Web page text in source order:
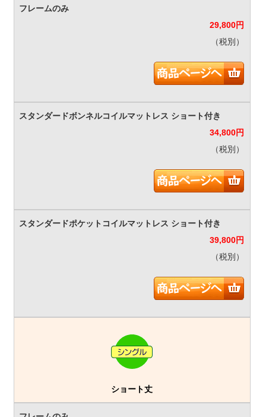
29,800円
（税別）
34,800円
（税別）
39,800円
（税別）
ショート丈